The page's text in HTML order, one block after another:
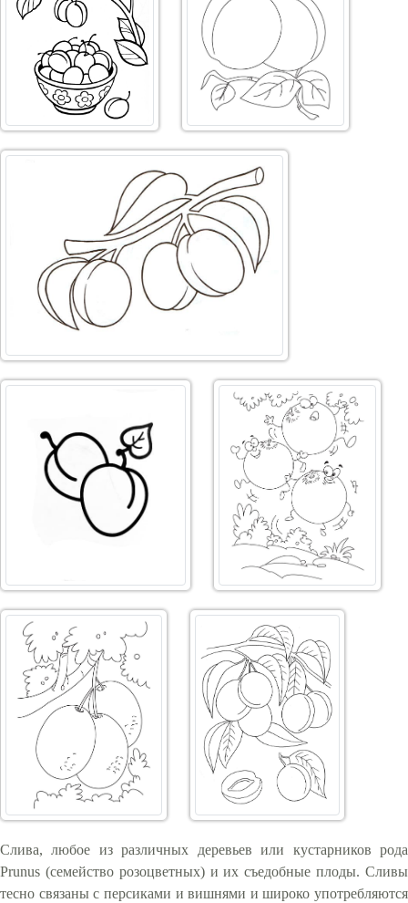
Слива, любое из различных деревьев или кустарников рода
Prunus (семейство розоцветных) и их съедобные плоды. Сливы
тесно связаны с персиками и вишнями и широко употребляются